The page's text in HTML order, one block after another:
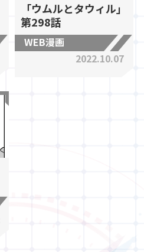
「ウムルとタウィル」
第298話
WEB漫画
2022.10.07